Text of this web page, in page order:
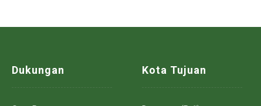
Dukungan Kota Tujuan